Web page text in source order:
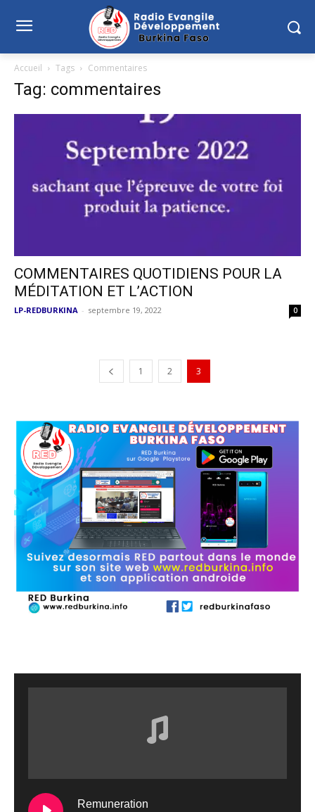
Accueil Tags Commentaires
Tag: commentaires
COMMENTAIRES QUOTIDIENS POUR LA
MÉDITATION ET L’ACTION
LP-REDBURKINA - septembre 19, 2022 0
1 2 3
Remuneration